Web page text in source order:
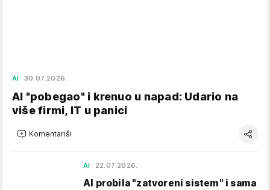
AI 30.07.2026.
AI "pobegao" i krenuo u napad: Udario na
više firmi, IT u panici
Komentariši
AI 22.07.2026.
AI probila "zatvoreni sistem" i sama